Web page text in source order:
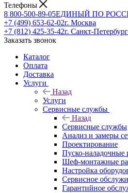
Телефоны
8 800-500-89-05ЕДИНЫЙ ПО
+7 (499) 653-62-02г. Москва
+7 (812) 425-35-42г. Санкт-Петербург
Заказать звонок
Каталог
Оплата
Доставка
Услуги
Назад
Услуги
Сервисные службы
Назад
Сервисные службы
Анализ и замеры
Проектирование
Пуско-наладочные
Шеф-монтажные
Настройка
Сервисное
Гарантийное